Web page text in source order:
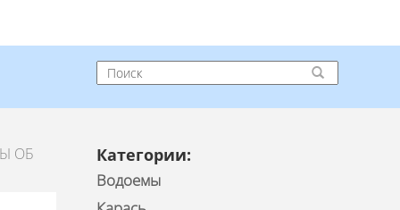
ОБ Категории:
Водоемы